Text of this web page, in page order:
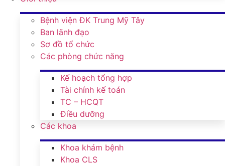
Bệnh viện ĐK Trung Mỹ Tây
Ban lãnh đạo
Sơ đồ tổ chức
Các phòng chức năng
Kế hoạch tổng hợp
Tài chính kế toán
TC – HCQT
Điều dưỡng
Các khoa
Khoa khám bệnh
Khoa CLS